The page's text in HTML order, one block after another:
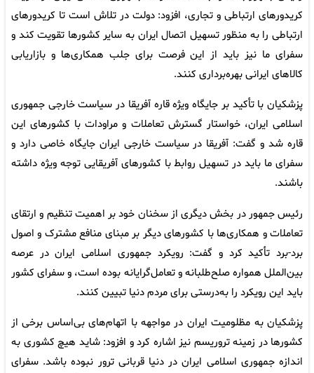
کریدورهای ارتباطی و تجاری، افزود: دولت در تلاش است تا کریدورهای
ارتباطی را به منظور تسهیل اتصال ایران به سایر کشورها تقویت کند و
سفرای ما نیز باید از این فرصت برای جلب همکاری‌ها و بازاریابی
کالاهای ایرانی بهره‌برداری کنند.
پزشکیان با تأکید بر جایگاه ویژه قاره آفریقا در سیاست خارجی جمهوری
اسلامی ایران، خواستار گسترش تعاملات و مراودات با کشورهای این
قاره شد و گفت: آفریقا در سیاست خارجی ایران جایگاه خاصی دارد و
سفرای ما باید در تسهیل روابط با کشورهای آفریقایی توجه ویژه داشته
باشند.
رئیس جمهور در بخش دیگری از سخنان خود بر اهمیت تنظیم و ارتقای
تعاملات و همکاری‌ها با کشورهای دیگر بر مبنای منافع مشترک و اصول
برد-برد تأکید کرد و گفت: رویکرد جمهوری اسلامی ایران در عرصه
بین‌الملل همواره صلح‌طلبانه و تعامل‌گرایانه بوده است، و سفرای کشور
باید این رویکرد را به‌درستی برای مردم دنیا تبیین کنند.
پزشکیان به مظلومیت ایران در مواجهه با اتهام‌های بی‌اساس برخی از
کشورها در زمینه تروریسم نیز اشاره کرد و افزود: شاید هیچ کشوری به
اندازه جمهوری اسلامی ایران در دنیا قربانی ترور نبوده باشد. سفرای